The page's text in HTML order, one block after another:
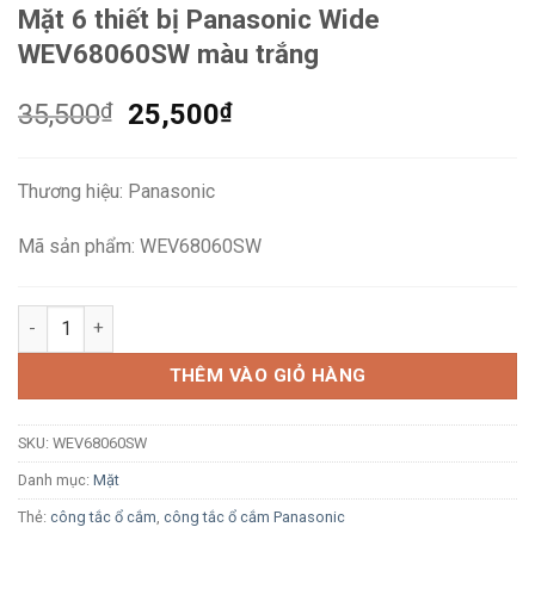
Mặt 6 thiết bị Panasonic Wide
WEV68060SW màu trắng
35,500₫
Giá
35,500₫.
25,500₫Giá
Thương hiệu: Panasonic
Mã sản phẩm: WEV68060SW
Mặt 6 thiết bị Panasonic Wide WEV68060SW màu trắng số
THÊM VÀO GIỎ HÀNG
SKU: WEV68060SW
Danh mục: Mặt
Thẻ: công tắc ổ cắm công tắc ổ cắm Panasonic